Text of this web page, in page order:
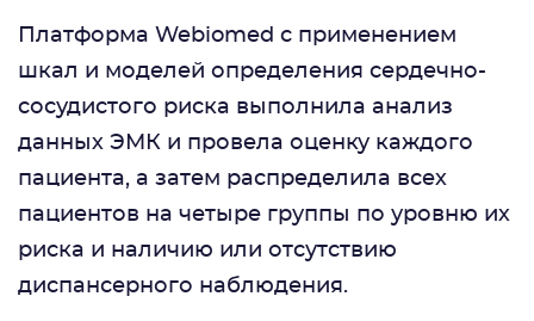
Платформа Webiomed с применением
шкал и моделей определения сердечно-
сосудистого риска выполнила анализ
данных ЭМК и провела оценку каждого
пациента, а затем распределила всех
пациентов на четыре группы по уровню их
риска и наличию или отсутствию
диспансерного наблюдения.